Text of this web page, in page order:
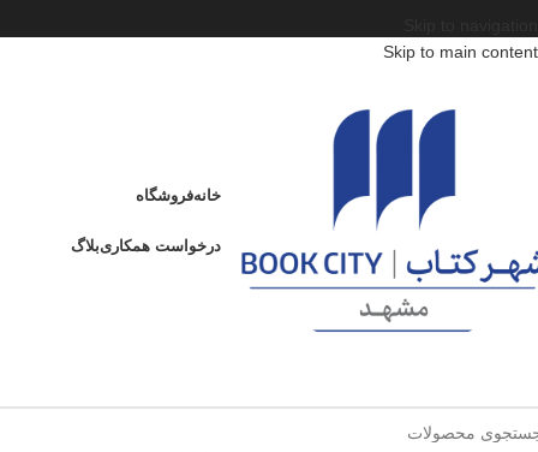
Skip to main content
خانهفروشگاه
درخواست همکاریبلاگ
محصولات / کتاب کودک و نوجوان